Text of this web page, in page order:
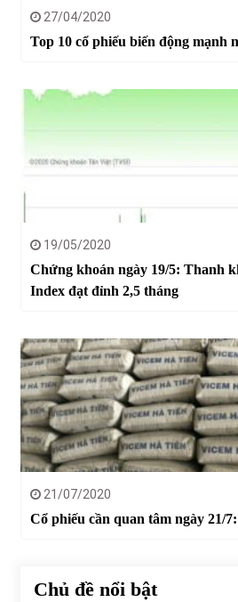
27/04/2020
Top 10 cổ phiếu biến động mạnh
19/05/2020
Chứng khoán ngày 19/5: Thanh
Index đạt đỉnh 2,5 tháng
21/07/2020
Cổ phiếu cần quan tâm ngày 21/
Chủ đề nổi bật